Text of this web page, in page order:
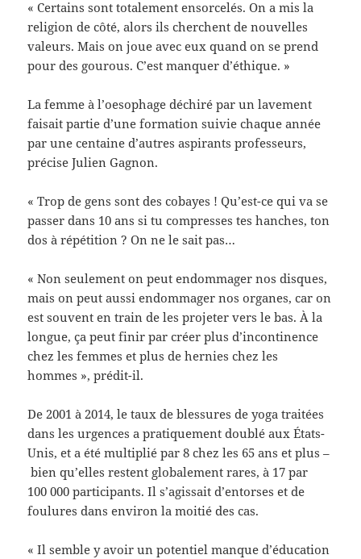
« Certains sont totalement ensorcelés. On a mis la
religion de côté, alors ils cherchent de nouvelles
valeurs. Mais on joue avec eux quand on se prend
pour des gourous. C’est manquer d’éthique. »
La femme à l’oesophage déchiré par un lavement
faisait partie d’une formation suivie chaque année
par une centaine d’autres aspirants professeurs,
précise Julien Gagnon.
« Trop de gens sont des cobayes ! Qu’est-ce qui va se
passer dans 10 ans si tu compresses tes hanches, ton
dos à répétition ? On ne le sait pas…
« Non seulement on peut endommager nos disques,
mais on peut aussi endommager nos organes, car on
est souvent en train de les projeter vers le bas. À la
longue, ça peut finir par créer plus d’incontinence
chez les femmes et plus de hernies chez les
hommes », prédit-il.
De 2001 à 2014, le taux de blessures de yoga traitées
dans les urgences a pratiquement doublé aux États-
Unis, et a été multiplié par 8 chez les 65 ans et plus –
bien qu’elles restent globalement rares, à 17 par
100 000 participants. Il s’agissait d’entorses et de
foulures dans environ la moitié des cas.
« Il semble y avoir un potentiel manque d’éducation